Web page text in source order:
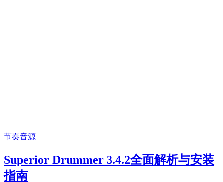
节奏音源
Superior Drummer 3.4.2全面解析与安装
指南